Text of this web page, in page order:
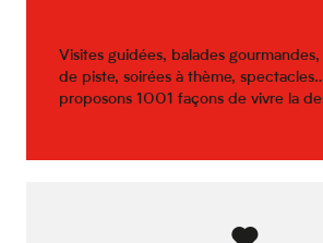
Visites guidées, balades
de piste, soirées à thème,
proposons 1001 façons de vivre la